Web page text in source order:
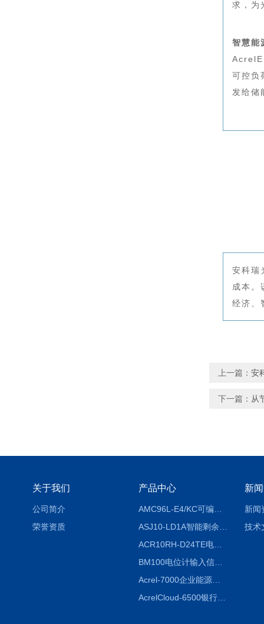
求，为
智慧能
可控负
发给储
安科瑞
成本。
经济、
上一篇： 安
下一篇： 从
关于我们
公司简介
荣誉资质
产品中心
ACR10RH-D24TE电力仪表外置开口式互感器
BM100电位计输入信号隔离器
Acrel-7000企业能源管控平台
AcrelCloud-6500银行业安全用电能耗云平台
新
新闻
技术